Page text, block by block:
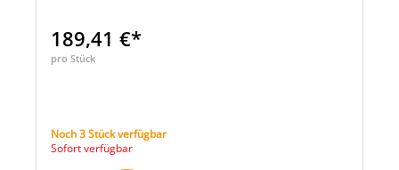
189,41 €*
pro Stück
Noch 3 Stück verfügbar
Sofort verfügbar